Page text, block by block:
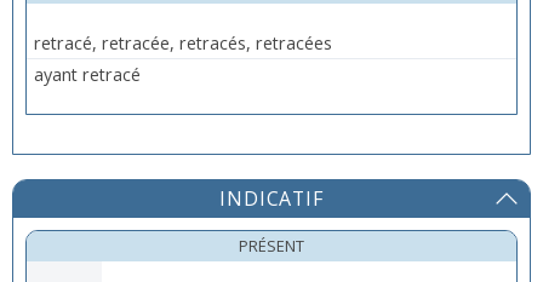
retracé, retracée, retracés, retracées
ayant retracé
INDICATIF
PRÉSENT